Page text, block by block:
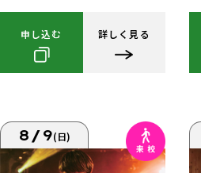
申し込む 詳しく見る
8/9(日)